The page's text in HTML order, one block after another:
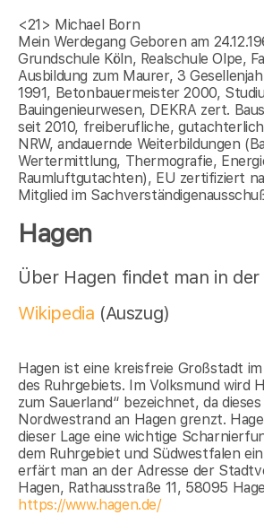
<21> Michael Born
Mein Werdegang Geboren am
Grundschule Köln, Realschule Olpe,
Ausbildung zum Maurer, 3
1991, Betonbauermeister 2000,
Bauingenieurwesen, DEKRA zert.
seit 2010, freiberufliche,
NRW, andauernde Weiterbildungen
Wertermittlung, Thermografie,
Raumluftgutachten), EU zertifiziert
Mitglied im
Hagen
Über Hagen findet man in der
Wikipedia (Auszug)
Hagen ist eine kreisfreie Großstadt im
des Ruhrgebiets. Im Volksmund wird
zum Sauerland“ bezeichnet, da
Nordwestrand an Hagen grenzt.
dieser Lage eine wichtige
dem Ruhrgebiet und Südwestfalen
erfärt man an der Adresse der
Hagen, Rathausstraße 11, 58095
https://www.hagen.de/